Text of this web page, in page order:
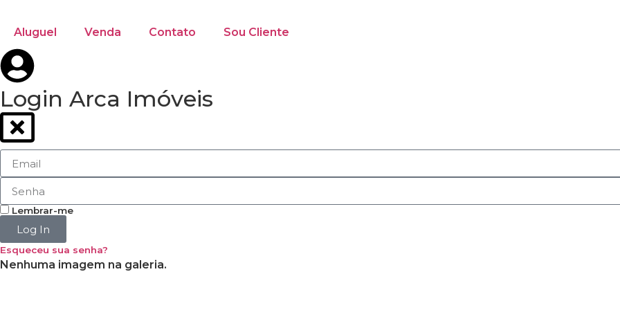
Aluguel Venda Contato Sou Cliente
Login Arca Imóveis
Lembrar-me
Log In
Esqueceu sua senha?
Nenhuma imagem na galeria.